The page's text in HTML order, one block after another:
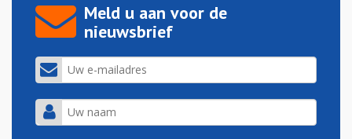
Meld u aan voor de
nieuwsbrief